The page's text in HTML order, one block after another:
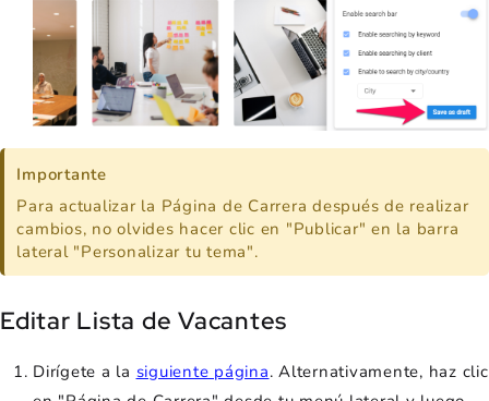
Importante
Para actualizar la Página de Carrera después de realizar
cambios, no olvides hacer clic en "Publicar" en la barra
lateral "Personalizar tu tema".
Editar Lista de Vacantes
Dirígete a la siguiente página. Alternativamente, haz clic